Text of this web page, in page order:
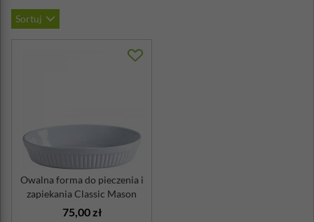
Sortuj
Owalna forma do pieczenia i
zapiekania Classic Mason
Cash
75,00 zł